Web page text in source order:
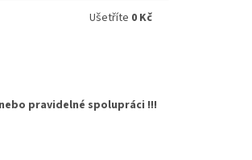
Ušetříte 0 Kč
pravidelné spolupráci !!!